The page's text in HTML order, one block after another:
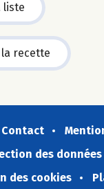
liste
recette
Contact
des données
des cookies